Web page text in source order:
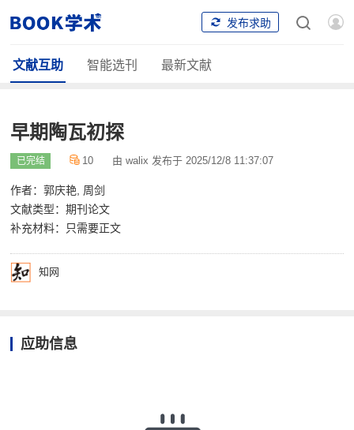
发布求助
文献互助 智能选刊 最新文献
早期陶瓦初探
已完结 10 由 walix 发布于 2025/12/8 11:37:07
作者：郭庆艳, 周剑
文献类型：期刊论文
补充材料：只需要正文
知网
应助信息